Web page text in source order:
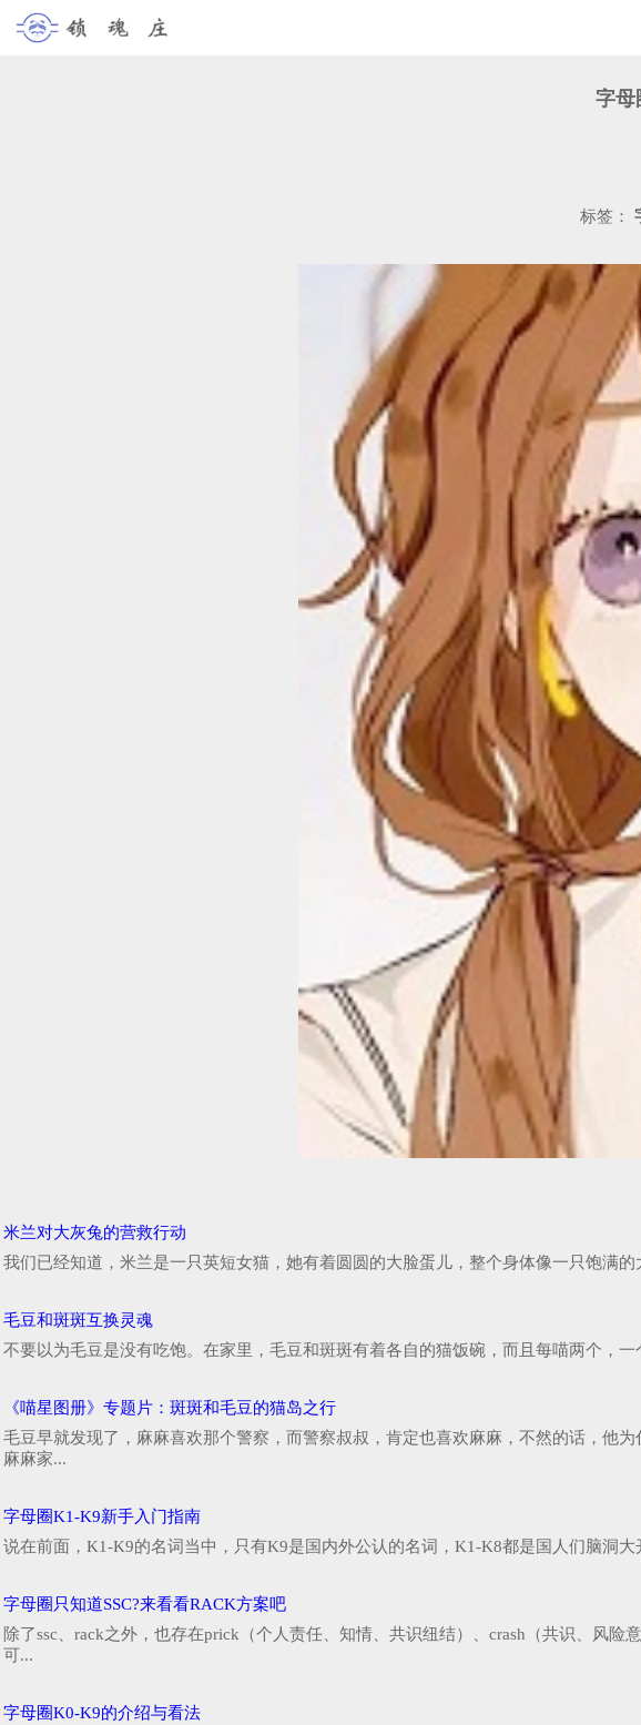
字母
标签：
米兰对大灰兔的营救行动
我们已经知道，米兰是一只英短女猫，她有着圆圆的大脸蛋儿，整个身体像一只饱满
毛豆和斑斑互换灵魂
不要以为毛豆是没有吃饱。在家里，毛豆和斑斑有着各自的猫饭碗，而且每喵两个，
《喵星图册》专题片：斑斑和毛豆的猫岛之行
毛豆早就发现了，麻麻喜欢那个警察，而警察叔叔，肯定也喜欢麻麻，不然的话，他
麻麻家...
字母圈K1-K9新手入门指南
说在前面，K1-K9的名词当中，只有K9是国内外公认的名词，K1-K8都是国人们脑洞
字母圈只知道SSC?来看看RACK方案吧
除了ssc、rack之外，也存在prick（个人责任、知情、共识纽结）、crash（共识、风
可...
字母圈K0-K9的介绍与看法